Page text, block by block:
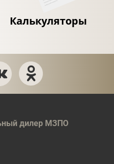
Калькуляторы
дилер МЗПО